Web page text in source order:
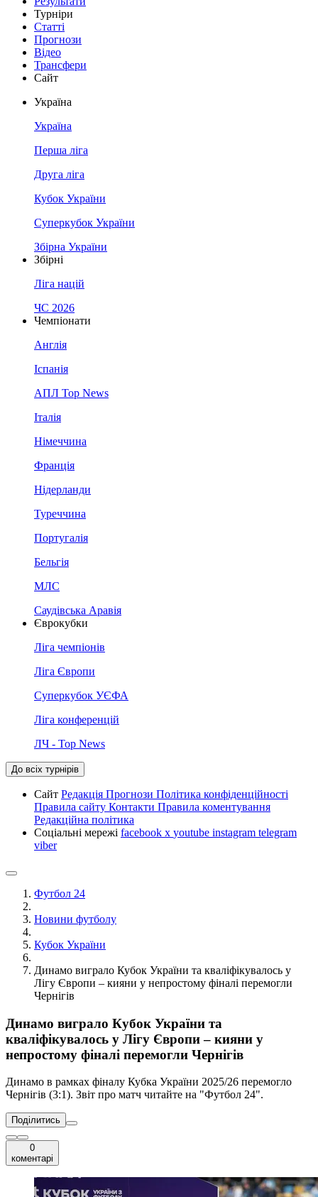
Турніри
Статті
Прогнози
Відео
Трансфери
Сайт
Україна
Україна
Перша ліга
Друга ліга
Кубок України
Суперкубок України
Збірна України
Збірні
Ліга націй
ЧС 2026
Чемпіонати
Англія
Іспанія
АПЛ Top News
Італія
Німеччина
Франція
Нідерланди
Туреччина
Португалія
Бельгія
МЛС
Саудівська Аравія
Єврокубки
Ліга чемпіонів
Ліга Європи
Суперкубок УЄФА
Ліга конференцій
ЛЧ - Top News
До всіх турнірів
Сайт Редакція Прогнози Політика конфіденційності
Правила сайту Контакти Правила коментування
Редакційна політика
Соціальні мережі facebook x youtube instagram telegram
viber
Футбол 24
Новини футболу
Кубок України
Динамо виграло Кубок України та кваліфікувалось у
Лігу Європи – кияни у непростому фіналі перемогли
Чернігів
Динамо виграло Кубок України та
кваліфікувалось у Лігу Європи – кияни у
непростому фіналі перемогли Чернігів
Динамо в рамках фіналу Кубка України 2025/26 перемогло
Чернігів (3:1). Звіт про матч читайте на "Футбол 24".
Поділитись
0
коментарі